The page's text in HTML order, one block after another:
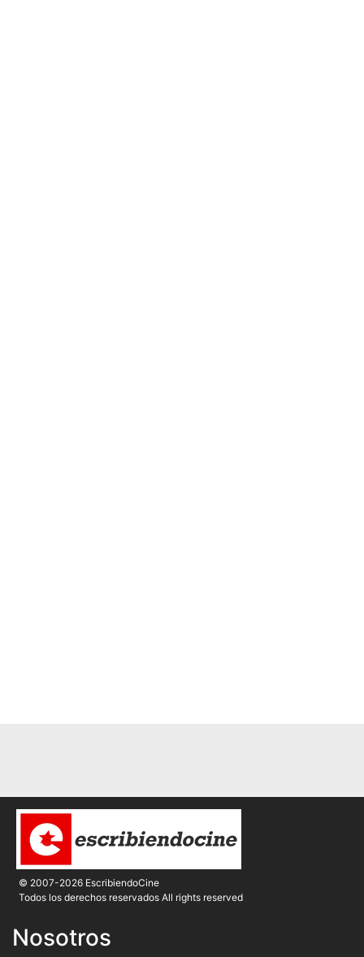
© 2007-2026 EscribiendoCine
Todos los derechos reservados All rights reserved
Nosotros